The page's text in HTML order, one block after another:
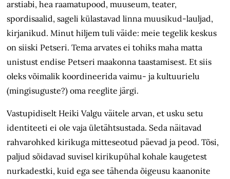
arstiabi, hea raamatupood, muuseum, teater,
spordisaalid, sageli külastavad linna muusikud-lauljad,
kirjanikud. Minut hiljem tuli väide: meie tegelik keskus
on siiski Petseri. Tema arvates ei tohiks maha matta
unistust endise Petseri maakonna taastamisest. Et siis
oleks võimalik koordineerida vaimu- ja kultuurielu
(mingisuguste?) oma reeglite järgi.
Vastupidiselt Heiki Valgu väitele arvan, et usku setu
identiteeti ei ole vaja ületähtsustada. Seda näitavad
rahvarohked kirikuga mitteseotud päevad ja peod. Tõsi,
paljud sõidavad suvisel kirikupühal kohale kaugetest
nurkadestki, kuid ega see tähenda õigeusu kaanonite